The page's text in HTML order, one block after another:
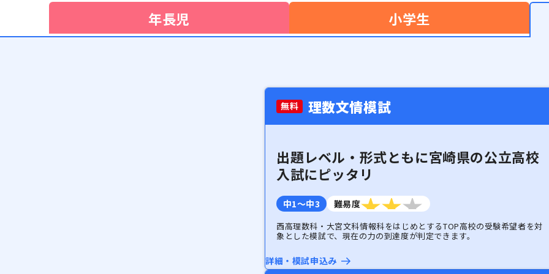
年長児 小学生
無料 理数文情模試
出題レベル・形式ともに宮崎県の公立高校
入試にピッタリ
中1〜中3 難易度3つ星のうち3
西高理数科・大宮文科情報科をはじめとするTOP高校の受験希望者を対
象とした模試で、現在の力の到達度が判定できます。
詳細・ 模試申込み